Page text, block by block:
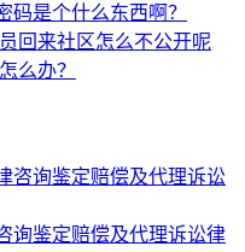
码是个什么东西啊？
回来社区怎么不公开呢
么办？
询鉴定赔偿及代理诉讼律